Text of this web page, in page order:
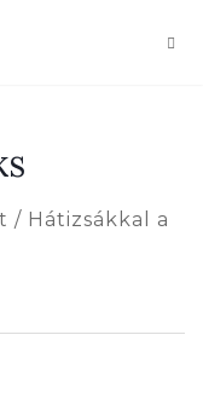
/ Hátizsákkal a